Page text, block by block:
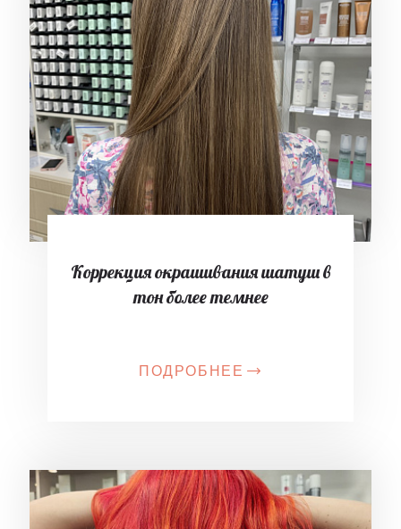
Коррекция окрашивания шатуш в
тон более темнее
ПОДРОБНЕЕ